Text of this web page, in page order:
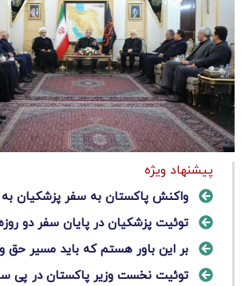
پیشنهاد ویژه
واکنش پاکستان به سفر پزشکیان به
توئیت پزشکیان در پایان سفر دو
بر این باور هستم که باید مسیر حق و
توئیت نخست وزیر پاکستان در پی